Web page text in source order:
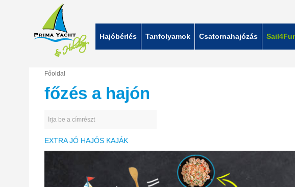
Hajóbérlés Tanfolyamok Csatornahajózás
Főoldal
főzés a hajón
Írja be a címrészt
EXTRA JÓ HAJÓS KAJÁK